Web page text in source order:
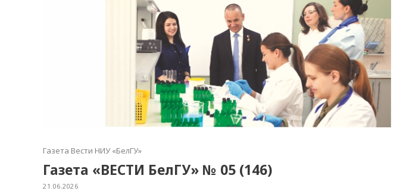
Газета Вести НИУ «БелГУ»
Газета «ВЕСТИ БелГУ» № 05 (146)
21.06.2026